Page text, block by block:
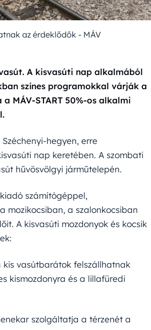
az érdeklődők - MÁV
A kisvasúti nap alkalmából
színes programokkal várják a
MÁV-START 50%-os alkalmi
hegyen, erre
nap keretében. A szombati
hűvösvölgyi járműtelepén.
számítógéppel,
mozikocsiban, a szalonkocsiban
A kisvasúti mozdonyok és kocsik
vasútbarátok felszállhatnak
kismozdonyra és a lillafüredi
szolgáltatja a térzenét a